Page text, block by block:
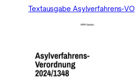
Textausgabe Asylverfahrens-VO